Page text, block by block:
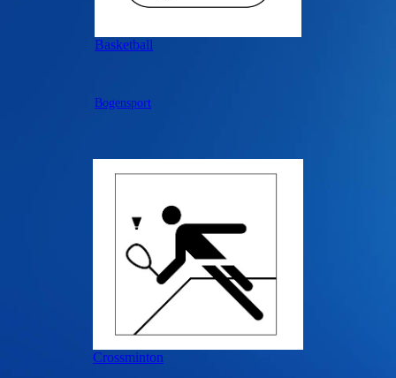
Basketball
Bogensport
Crossminton